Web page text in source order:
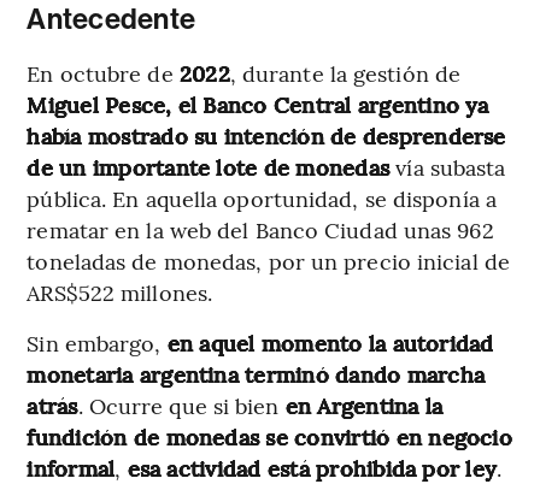
Antecedente
En octubre de 2022, durante la gestión de
Miguel Pesce, el Banco Central argentino ya
había mostrado su intención de desprenderse
de un importante lote de monedasvía subasta
pública. En aquella oportunidad, se disponía a
rematar en la web del Banco Ciudad unas 962
toneladas de monedas, por un precio inicial de
ARS$522 millones.
Sin embargo, en aquel momento la autoridad
monetaria argentina terminó dando marcha
atrás. Ocurre que si bien en Argentina la
fundición de monedas se convirtió en negocio
informal, esa actividad está prohibida por ley.